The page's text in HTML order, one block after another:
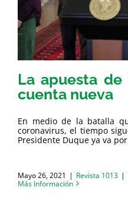
La apuesta de
cuenta nueva
En medio de la batalla
coronavirus, el tiempo
Presidente Duque ya va
Mayo 26, 2021 | Revista 1013 |
Más Información